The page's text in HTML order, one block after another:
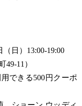
（日）13:00-19:00
49-11）
できる500円クーポ